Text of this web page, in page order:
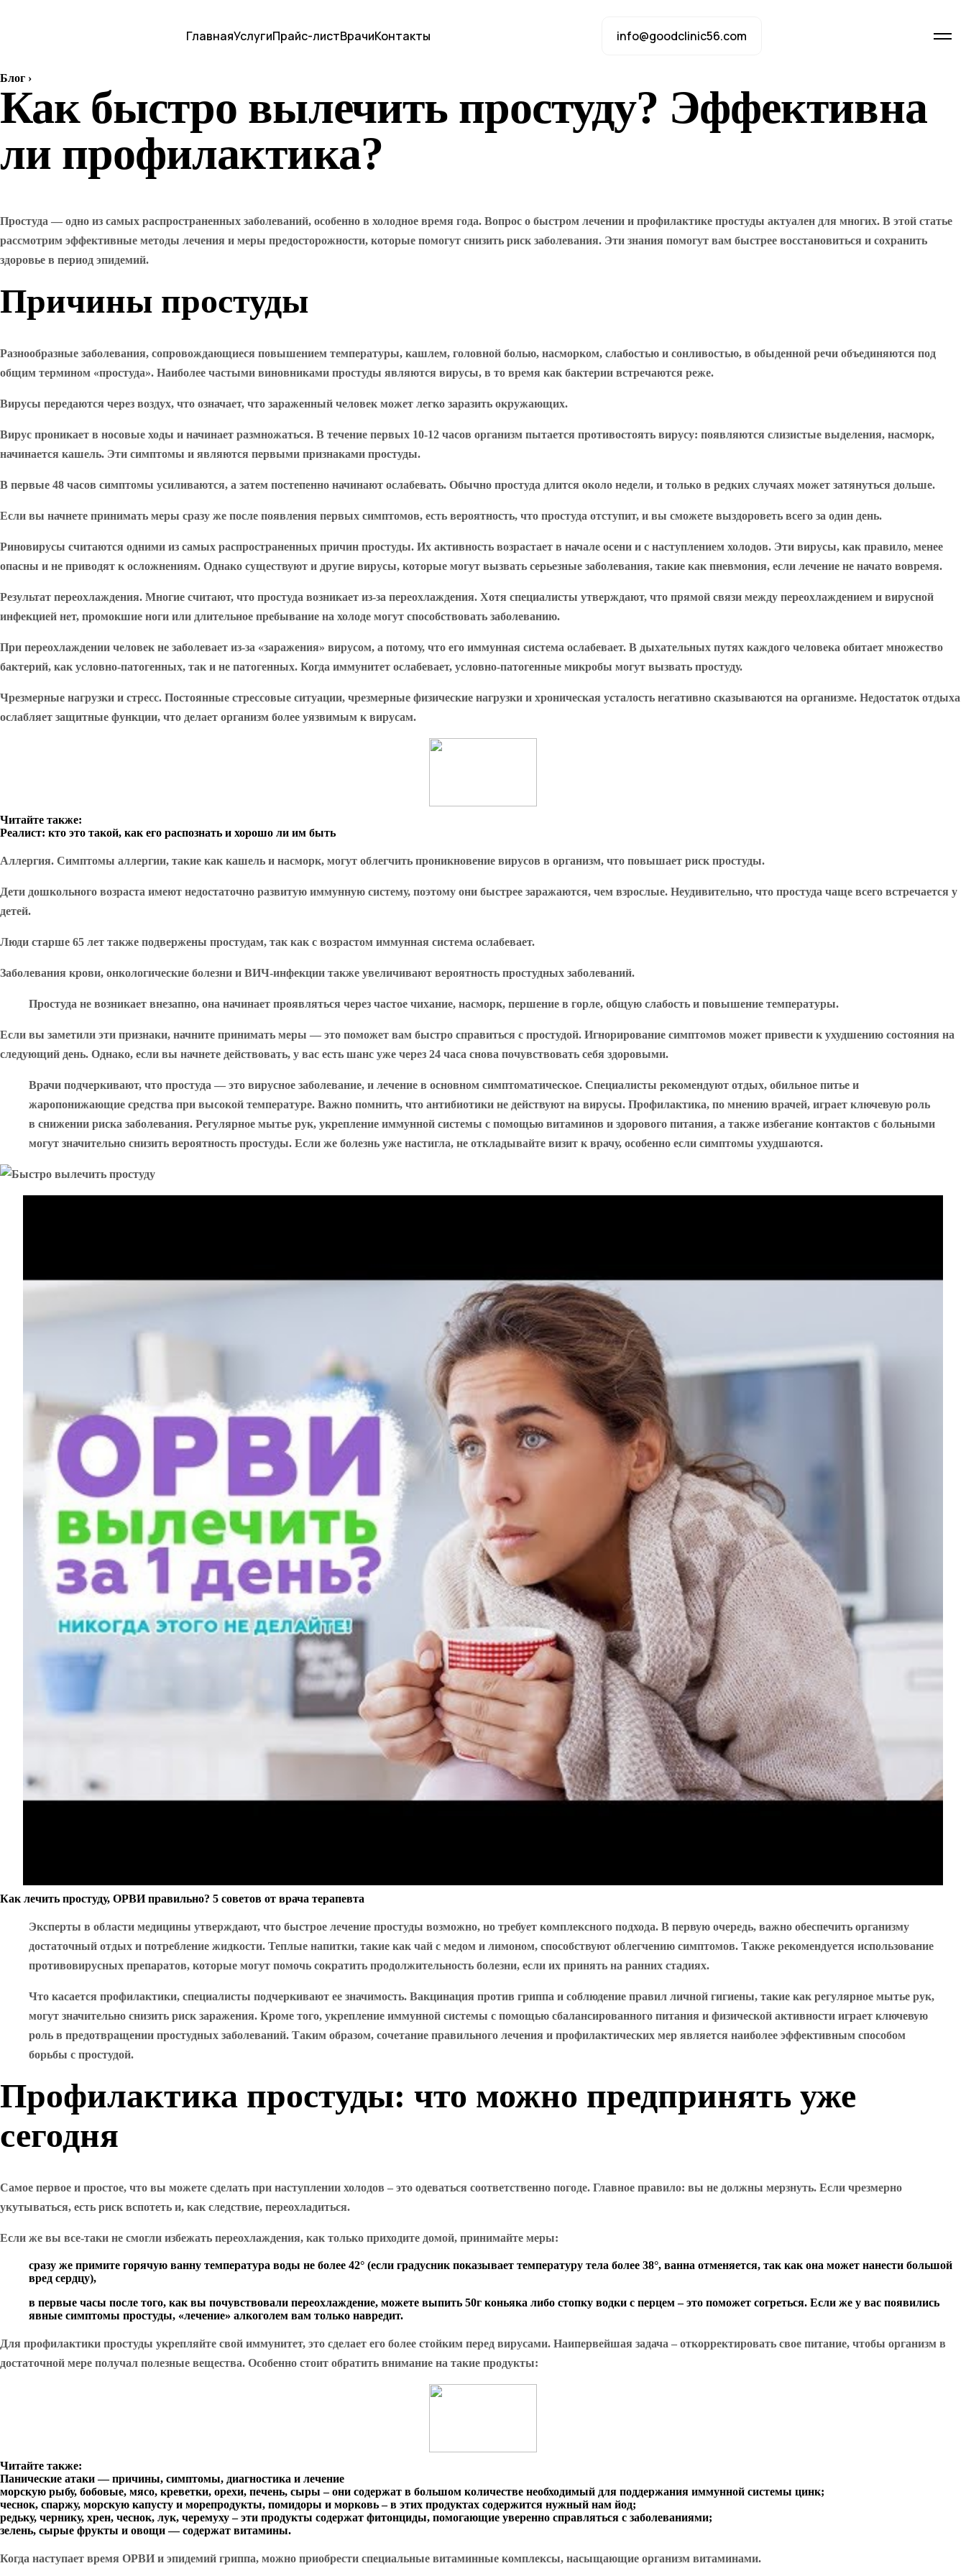
ГлавнаяУслугиПрайс-листВрачиКонтакты info@goodclinic56.com
Блог ›
Как быстро вылечить простуду? Эффективна
ли профилактика?
Простуда — одно из самых распространенных заболеваний, особенно в холодное время года. Вопрос о быстром лечении и профилактике простуды актуален для многих. В этой статье
рассмотрим эффективные методы лечения и меры предосторожности, которые помогут снизить риск заболевания. Эти знания помогут вам быстрее восстановиться и сохранить
здоровье в период эпидемий.
Причины простуды
Разнообразные заболевания, сопровождающиеся повышением температуры, кашлем, головной болью, насморком, слабостью и сонливостью, в обыденной речи объединяются под
общим термином «простуда». Наиболее частыми виновниками простуды являются вирусы, в то время как бактерии встречаются реже.
Вирусы передаются через воздух, что означает, что зараженный человек может легко заразить окружающих.
Вирус проникает в носовые ходы и начинает размножаться. В течение первых 10-12 часов организм пытается противостоять вирусу: появляются слизистые выделения, насморк,
начинается кашель. Эти симптомы и являются первыми признаками простуды.
В первые 48 часов симптомы усиливаются, а затем постепенно начинают ослабевать. Обычно простуда длится около недели, и только в редких случаях может затянуться дольше.
Если вы начнете принимать меры сразу же после появления первых симптомов, есть вероятность, что простуда отступит, и вы сможете выздороветь всего за один день.
Риновирусы считаются одними из самых распространенных причин простуды. Их активность возрастает в начале осени и с наступлением холодов. Эти вирусы, как правило, менее
опасны и не приводят к осложнениям. Однако существуют и другие вирусы, которые могут вызвать серьезные заболевания, такие как пневмония, если лечение не начато вовремя.
Результат переохлаждения. Многие считают, что простуда возникает из-за переохлаждения. Хотя специалисты утверждают, что прямой связи между переохлаждением и вирусной
инфекцией нет, промокшие ноги или длительное пребывание на холоде могут способствовать заболеванию.
При переохлаждении человек не заболевает из-за «заражения» вирусом, а потому, что его иммунная система ослабевает. В дыхательных путях каждого человека обитает множество
бактерий, как условно-патогенных, так и не патогенных. Когда иммунитет ослабевает, условно-патогенные микробы могут вызвать простуду.
Чрезмерные нагрузки и стресс. Постоянные стрессовые ситуации, чрезмерные физические нагрузки и хроническая усталость негативно сказываются на организме. Недостаток отдыха
ослабляет защитные функции, что делает организм более уязвимым к вирусам.
Читайте также:
Реалист: кто это такой, как его распознать и хорошо ли им быть
Аллергия. Симптомы аллергии, такие как кашель и насморк, могут облегчить проникновение вирусов в организм, что повышает риск простуды.
Дети дошкольного возраста имеют недостаточно развитую иммунную систему, поэтому они быстрее заражаются, чем взрослые. Неудивительно, что простуда чаще всего встречается у
детей.
Люди старше 65 лет также подвержены простудам, так как с возрастом иммунная система ослабевает.
Заболевания крови, онкологические болезни и ВИЧ-инфекции также увеличивают вероятность простудных заболеваний.
Простуда не возникает внезапно, она начинает проявляться через частое чихание, насморк, першение в горле, общую слабость и повышение температуры.
Если вы заметили эти признаки, начните принимать меры — это поможет вам быстро справиться с простудой. Игнорирование симптомов может привести к ухудшению состояния на
следующий день. Однако, если вы начнете действовать, у вас есть шанс уже через 24 часа снова почувствовать себя здоровыми.
Врачи подчеркивают, что простуда — это вирусное заболевание, и лечение в основном симптоматическое. Специалисты рекомендуют отдых, обильное питье и
жаропонижающие средства при высокой температуре. Важно помнить, что антибиотики не действуют на вирусы. Профилактика, по мнению врачей, играет ключевую роль
в снижении риска заболевания. Регулярное мытье рук, укрепление иммунной системы с помощью витаминов и здорового питания, а также избегание контактов с больными
могут значительно снизить вероятность простуды. Если же болезнь уже настигла, не откладывайте визит к врачу, особенно если симптомы ухудшаются.
Как лечить простуду, ОРВИ правильно? 5 советов от врача терапевта
Эксперты в области медицины утверждают, что быстрое лечение простуды возможно, но требует комплексного подхода. В первую очередь, важно обеспечить организму
достаточный отдых и потребление жидкости. Теплые напитки, такие как чай с медом и лимоном, способствуют облегчению симптомов. Также рекомендуется использование
противовирусных препаратов, которые могут помочь сократить продолжительность болезни, если их принять на ранних стадиях.
Что касается профилактики, специалисты подчеркивают ее значимость. Вакцинация против гриппа и соблюдение правил личной гигиены, такие как регулярное мытье рук,
могут значительно снизить риск заражения. Кроме того, укрепление иммунной системы с помощью сбалансированного питания и физической активности играет ключевую
роль в предотвращении простудных заболеваний. Таким образом, сочетание правильного лечения и профилактических мер является наиболее эффективным способом
борьбы с простудой.
Профилактика простуды: что можно предпринять уже
сегодня
Самое первое и простое, что вы можете сделать при наступлении холодов – это одеваться соответственно погоде. Главное правило: вы не должны мерзнуть. Если чрезмерно
укутываться, есть риск вспотеть и, как следствие, переохладиться.
Если же вы все-таки не смогли избежать переохлаждения, как только приходите домой, принимайте меры:
сразу же примите горячую ванну температура воды не более 42° (если градусник показывает температуру тела более 38°, ванна отменяется, так как она может нанести большой
вред сердцу),
в первые часы после того, как вы почувствовали переохлаждение, можете выпить 50г коньяка либо стопку водки с перцем – это поможет согреться. Если же у вас появились
явные симптомы простуды, «лечение» алкоголем вам только навредит.
Для профилактики простуды укрепляйте свой иммунитет, это сделает его более стойким перед вирусами. Наипервейшая задача – откорректировать свое питание, чтобы организм в
достаточной мере получал полезные вещества. Особенно стоит обратить внимание на такие продукты:
Читайте также:
Панические атаки — причины, симптомы, диагностика и лечение
морскую рыбу, бобовые, мясо, креветки, орехи, печень, сыры – они содержат в большом количестве необходимый для поддержания иммунной системы цинк;
чеснок, спаржу, морскую капусту и морепродукты, помидоры и морковь – в этих продуктах содержится нужный нам йод;
редьку, чернику, хрен, чеснок, лук, черемуху – эти продукты содержат фитонциды, помогающие уверенно справляться с заболеваниями;
зелень, сырые фрукты и овощи — содержат витамины.
Когда наступает время ОРВИ и эпидемий гриппа, можно приобрести специальные витаминные комплексы, насыщающие организм витаминами.